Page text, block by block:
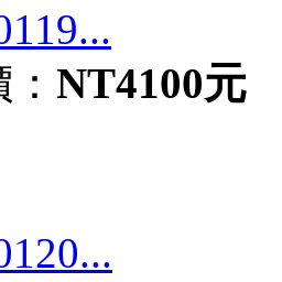
NT4100元